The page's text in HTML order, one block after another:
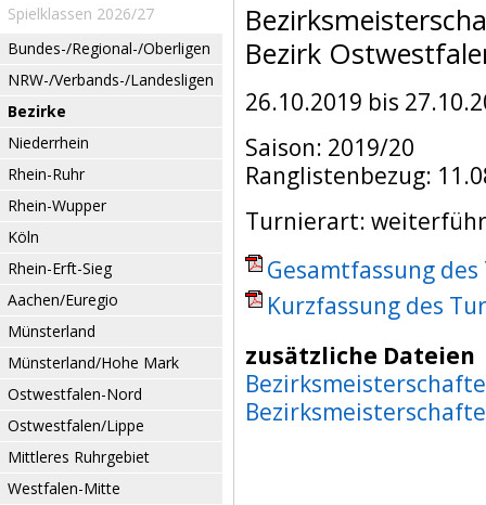
Spielklassen 2026/27
Bundes-/Regional-/Oberligen
NRW-/Verbands-/Landesligen
Bezirke
Niederrhein
Rhein-Ruhr
Rhein-Wupper
Köln
Rhein-Erft-Sieg
Aachen/Euregio
Münsterland
Münsterland/Hohe Mark
Ostwestfalen-Nord
Ostwestfalen/Lippe
Mittleres Ruhrgebiet
Westfalen-Mitte
Bezirk
26.10.2019 bis
Saison: 2019/20
Ranglistenbezug:
Turnierart:
Gesamtfassung
Kurzfassung des
zusätzliche Dateien